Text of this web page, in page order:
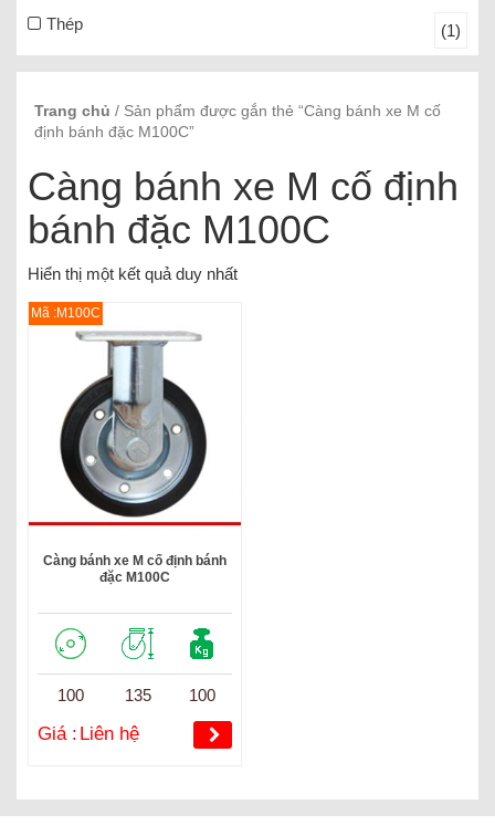
Thép (1)
Trang chủ / Sản phẩm được gắn thẻ “Càng bánh xe M cố
định bánh đặc M100C”
Càng bánh xe M cố định
bánh đặc M100C
Hiển thị một kết quả duy nhất
Mã :M100C
Càng bánh xe M cố định bánh
đặc M100C
100 135 100
Giá : Liên hệ